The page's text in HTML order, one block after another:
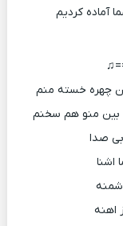
آماده کردیم
چهره خسته منم
بین منو هم سخنم
صدا
اهنه